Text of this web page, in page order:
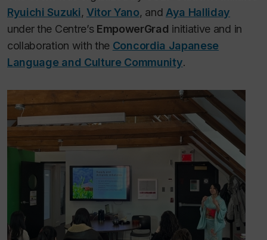
Ryuichi Suzuki, Vitor Yano, and Aya Halliday
under the Centre’s EmpowerGrad initiative and in
collaboration with the Concordia Japanese
Language and Culture Community.